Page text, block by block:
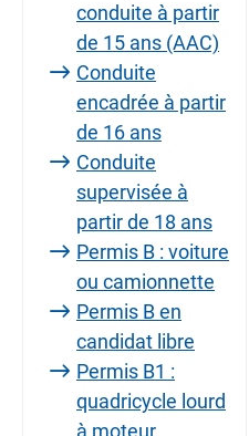
conduite à partir
de 15 ans (AAC)
Conduite
encadrée à partir
de 16 ans
Conduite
supervisée à
partir de 18 ans
Permis B : voiture
ou camionnette
Permis B en
candidat libre
Permis B1 :
quadricycle lourd
à moteur